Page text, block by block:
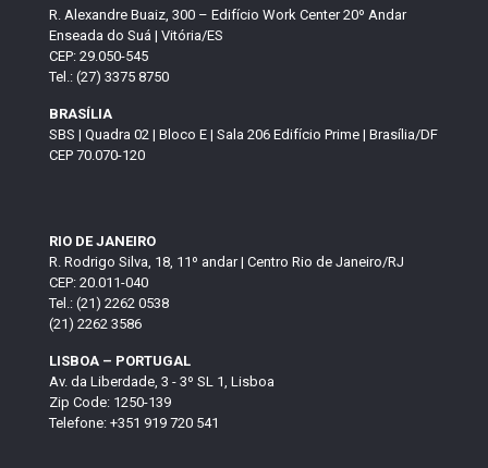
R. Alexandre Buaiz, 300 – Edifício Work Center 20º Andar
Enseada do Suá | Vitória/ES
CEP: 29.050-545
Tel.: (27) 3375 8750
BRASÍLIA
SBS | Quadra 02 | Bloco E | Sala 206 Edifício Prime | Brasília/DF
CEP 70.070-120
RIO DE JANEIRO
R. Rodrigo Silva, 18, 11º andar | Centro Rio de Janeiro/RJ
CEP: 20.011-040
Tel.: (21) 2262 0538
(21) 2262 3586
LISBOA – PORTUGAL
Av. da Liberdade, 3 - 3º SL 1, Lisboa
Zip Code: 1250-139
Telefone: +351 919 720 541